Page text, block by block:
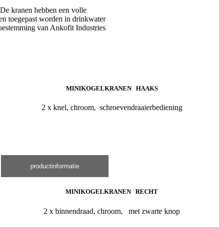
kranen hebben een volle
toegepast worden in drinkwater
van Ankofit Industries
MINIKOGELKRANEN HAAKS
2 x knel, chroom, schroevendraaierbediening
productinformatie
MINIKOGELKRANEN RECHT
2 x binnendraad, chroom, met zwarte knop